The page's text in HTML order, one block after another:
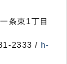
条東1丁目
2333 / h-